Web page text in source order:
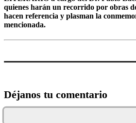
quienes harán un recorrido por obras
hacen referencia y plasman la
mencionada.
Déjanos tu comentario